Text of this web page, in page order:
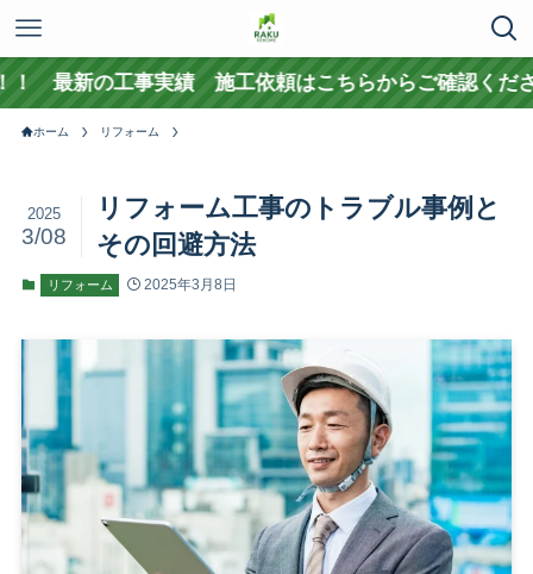
の工事実績 施工依頼はこちらからご確認ください
ホーム リフォーム
リフォーム工事のトラブル事例と
その回避方法
2025
3/08
リフォーム 2025年3月8日